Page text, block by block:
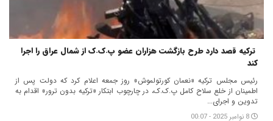
ترکیه قصد دارد طرح بازگشت هزاران عضو پ.ک.ک از شمال عراق را اجرا
کند
رئیس مجلس ترکیه «نعمان کورتولموش» روز جمعه اعلام کرد که دولت پس از
اطمینان از خلع سلاح کامل پ.ک.ک، در چارچوب ابتکار «ترکیه بدون ترور» اقدام به
تدوین و اجرای...
8 نوامبر 2025 - 00:07